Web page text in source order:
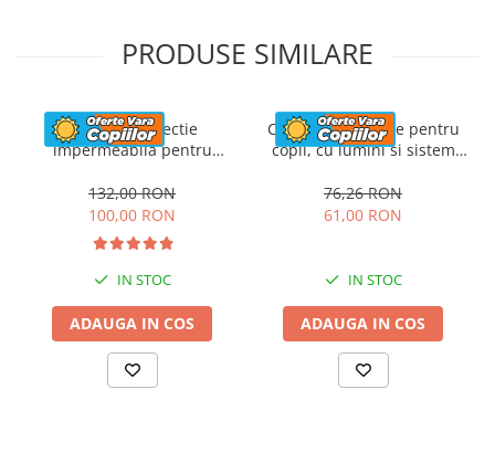
PRODUSE SIMILARE
Husa de protectie
impermeabila pentru
utv-uri, atv-uri sau
motociclete, neagra
132,00 RON
100,00 RON
IN STOC
ADAUGA IN COS
Casca de protectie pentru
copii, cu lumini si sistem
76,26 RON
61,00 RON
IN STOC
ADAUGA IN COS